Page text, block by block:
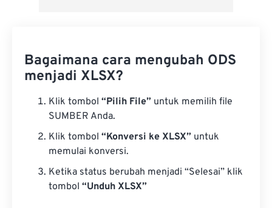
Bagaimana cara mengubah ODS
menjadi XLSX?
Klik tombol “Pilih File” untuk memilih file
SUMBER Anda.
Klik tombol “Konversi ke XLSX” untuk
memulai konversi.
Ketika status berubah menjadi “Selesai” klik
tombol “Unduh XLSX”